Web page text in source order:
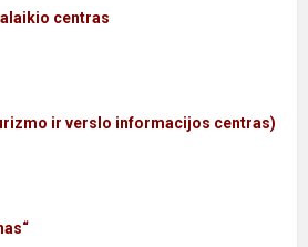
centras
ir verslo informacijos centras)